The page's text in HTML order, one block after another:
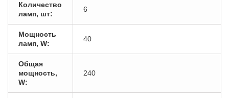
Количество
ламп, шт:
6
Мощность
ламп, W:
40
Общая
мощность,
W:
240